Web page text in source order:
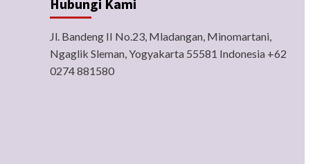
Hubungi Kami
Jl. Bandeng II No.23, Mladangan, Minomartani,
Ngaglik Sleman, Yogyakarta 55581 Indonesia +62
0274 881580